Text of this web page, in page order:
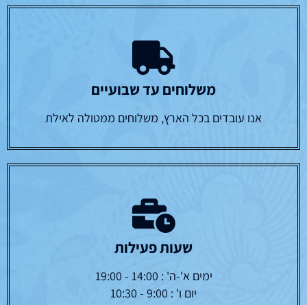
משלוחים עד שבועיים
אנו עובדים בכל הארץ, משלוחים ממטולה לאילת
שעות פעילות
ימים א'-ה' : 14:00 - 19:00
יום ו' : 9:00 - 10:30